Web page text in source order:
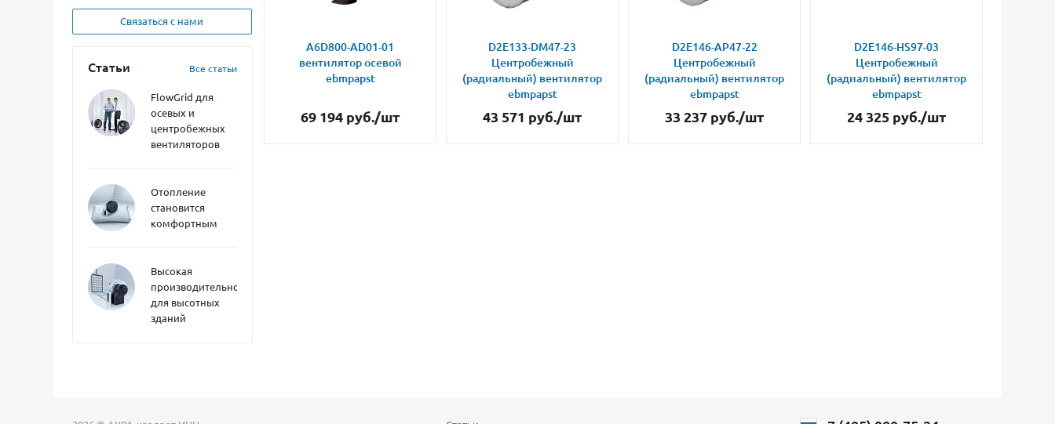
Связаться с нами
Статьи Все статьи
FlowGrid для
осевых и
центробежных
вентиляторов
Отопление
становится
комфортным
Высокая
производительность
для высотных
зданий
A6D800-AD01-01
вентилятор осевой
ebmpapst
69 194 руб./шт
D2E133-DM47-23
Центробежный
(радиальный) вентилятор
ebmpapst
43 571 руб./шт
D2E146-AP47-22
Центробежный
(радиальный) вентилятор
ebmpapst
33 237 руб./шт
D2E146-HS97-03
Центробежный
(радиальный) вентилятор
ebmpapst
24 325 руб./шт